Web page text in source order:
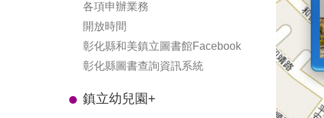
各項申辦業務
開放時間
彰化縣和美鎮立圖書館Facebook
彰化縣圖書查詢資訊系統
鎮立幼兒園+